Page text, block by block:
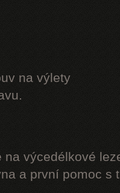
na výlety
na výcedélkové
a první pomoc s